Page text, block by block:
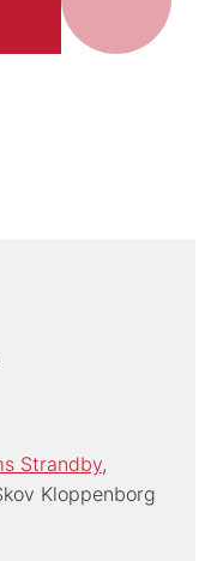
Strandby
Kloppenborg